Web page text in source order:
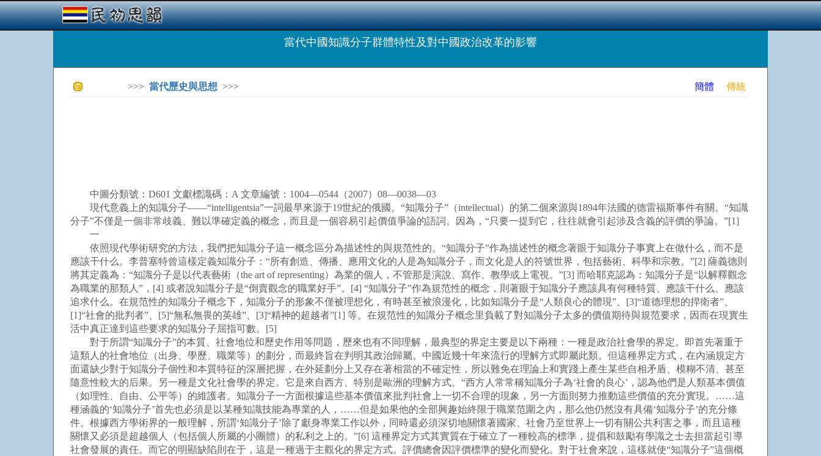
當代中國知識分子群體特性及對中國政治改革的影響
>>> 當代歷史與思想 >>> 簡體 傳統
中圖分類號：D601 文獻標識碼：A 文章編號：1004—0544（2007）08—0038—03
現代意義上的知識分子——“intelligentsia”一詞最早來源于19世紀的俄國。“知識分子”（intellectual）的第二個來源與1894年法國的德雷福斯事件有關。“知識
分子”不僅是一個非常歧義、難以準確定義的概念，而且是一個容易引起價值爭論的語詞。因為，“只要一提到它，往往就會引起涉及含義的評價的爭論。”[1]
一
依照現代學術研究的方法，我們把知識分子這一概念區分為描述性的與規范性的。“知識分子”作為描述性的概念著眼于知識分子事實上在做什么，而不是
應該干什么。李普塞特曾這樣定義知識分子：“所有創造、傳播、應用文化的人是為知識分子，而文化是人的符號世界，包括藝術、科學和宗教。”[2] 薩義德則
將其定義為：“知識分子是以代表藝術（the art of representing）為業的個人，不管那是演說、寫作、教學或上電視。”[3] 而哈耶克認為：知識分子是“以解釋觀念
為職業的那類人”，[4] 或者說知識分子是“倒賣觀念的職業好手”。[4] “知識分子”作為規范性的概念，則著眼于知識分子應該具有何種特質、應該干什么、應該
追求什么。在規范性的知識分子概念下，知識分子的形象不僅被理想化，有時甚至被浪漫化，比如知識分子是“人類良心的體現”、[3]“道德理想的捍衛者”、
[1]“社會的批判者”、[5]“無私無畏的英雄”、[3]“精神的超越者”[1] 等。在規范性的知識分子概念里負載了對知識分子太多的價值期待與規范要求，因而在現實生
活中真正達到這些要求的知識分子屈指可數。[5]
對于所謂“知識分子”的本質、社會地位和歷史作用等問題，歷來也有不同理解，最典型的界定主要是以下兩種：一種是政治社會學的界定。即首先著重于
這類人的社會地位（出身、學歷、職業等）的劃分，而最終旨在判明其政治歸屬。中國近幾十年來流行的理解方式即屬此類。但這種界定方式，在內涵規定方
面還缺少對于知識分子個性和本質特征的深層把握，在外延劃分上又存在著相當的不確定性，所以難免在理論上和實踐上產生某些自相矛盾、模糊不清、甚至
隨意性較大的后果。另一種是文化社會學的界定。它是來自西方、特別是歐洲的理解方式。“西方人常常稱知識分子為‘社會的良心’，認為他們是人類基本價值
（如理性、自由、公平等）的維護者。知識分子一方面根據這些基本價值來批判社會上一切不合理的現象，另一方面則努力推動這些價值的充分實現。……這
種涵義的‘知識分子’首先也必須是以某種知識技能為專業的人，……但是如果他的全部興趣始終限于職業范圍之內，那么他仍然沒有具備‘知識分子’的充分條
件。根據西方學術界的一般理解，所謂‘知識分子’除了獻身專業工作以外，同時還必須深切地關懷著國家、社會乃至世界上一切有關公共利害之事，而且這種
關懷又必須是超越個人（包括個人所屬的小團體）的私利之上的。”[6] 這種界定方式其實質在于確立了一種較高的標準，提倡和鼓勵有學識之士去担當起引導
社會發展的責任。而它的明顯缺陷則在于，這是一種過于主觀化的界定方式。評價總會因評價標準的變化而變化。對于社會來說，這樣就使“知識分子”這個概